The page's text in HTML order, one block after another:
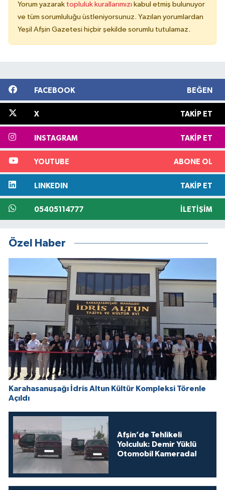
Yorum yazarak topluluk kurallarımızı kabul etmiş bulunuyor
ve tüm sorumluluğu üstleniyorsunuz. Yazılan yorumlardan
Yeşil Afşin Gazetesi hiçbir şekilde sorumlu tutulamaz.
FACEBOOK BEĞEN
X TAKIP ET
INSTAGRAM TAKIP ET
YOUTUBE ABONE OL
LINKEDIN TAKIP ET
05405114777 İLETIŞIM
Özel Haber
Karahasanuşağı İdris Altun Kültür Kompleksi Törenle
Açıldı
Afşin’de Tehlikeli
Yolculuk: Demir Yüklü
Otomobil Kamerada!